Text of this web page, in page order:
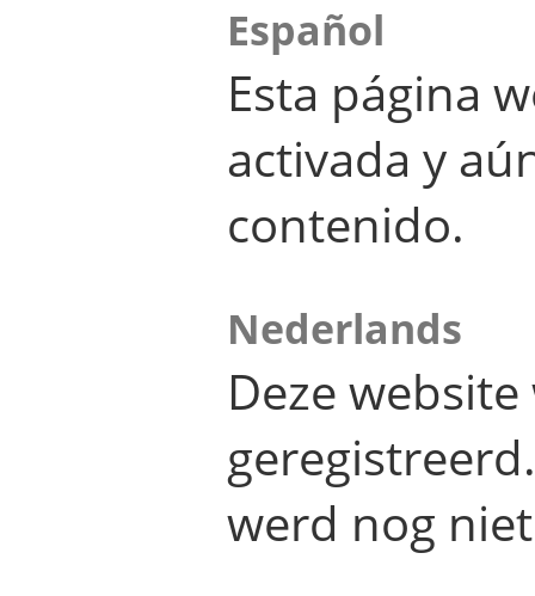
Español
Esta página
activada y
contenido.
Nederlands
Deze
werd nog